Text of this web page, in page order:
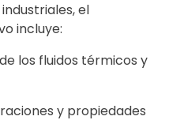
el
incluye:
los fluidos térmicos y
y propiedades